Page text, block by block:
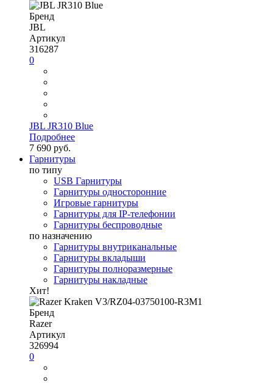
Бренд
JBL
Артикул
316287
0
JBL JR310 Blue
Подробнее
7 690 руб.
Гарнитуры
по типу
USB Гарнитуры
Гарнитуры односторонние
Игровые гарнитуры
Гарнитуры для IP-телефонии
Гарнитуры беспроводные
по назначению
Гарнитуры внутриканальные
Гарнитуры вкладыши
Гарнитуры полноразмерные
Гарнитуры накладные
Хит!
Бренд
Razer
Артикул
326994
0